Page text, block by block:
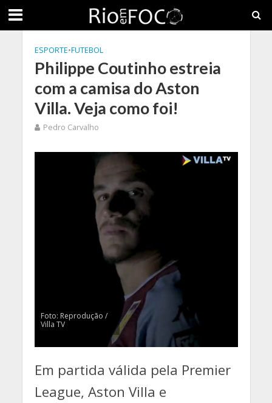
ESPORTE•FUTEBOL
Philippe Coutinho estreia
com a camisa do Aston
Villa. Veja como foi!
Pedro Carvalho
Foto: Reprodução /
Villa TV
Em partida válida pela Premier
League, Aston Villa e